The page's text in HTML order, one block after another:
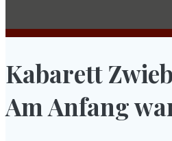
Kabarett
Am Anfang